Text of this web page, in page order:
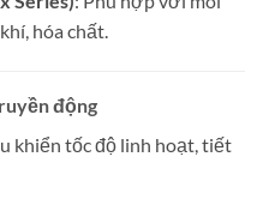
hóa chất.
động
khiển tốc độ linh hoạt, tiết